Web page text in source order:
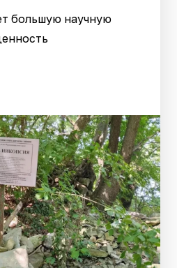
большую научную